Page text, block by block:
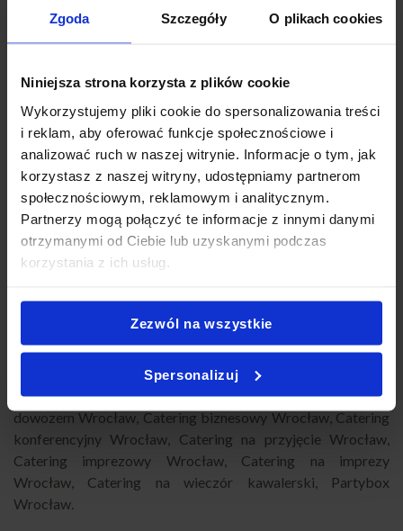
Zgoda Szczegóły O plikach cookies
Niniejsza strona korzysta z plików cookie
Wykorzystujemy pliki cookie do spersonalizowania treści
i reklam, aby oferować funkcje społecznościowe i
analizować ruch w naszej witrynie. Informacje o tym, jak
korzystasz z naszej witryny, udostępniamy partnerom
społecznościowym, reklamowym i analitycznym.
Partnerzy mogą połączyć te informacje z innymi danymi
otrzymanymi od Ciebie lub uzyskanymi podczas
korzystania z ich usług.
Zezwól na wszystkie
Spersonalizuj
Może Cię to
Planujesz inne wydarzenie i szukasz sprawdzonego cateringu
we Wrocławiu? Sprawdź nasze pozostałe propozycje!
Oferujemy szeroki wybór zestawów na różne okazje – każdy
znajdzie coś dla siebie. Zobacz również:Catering Na
Komunię Wrocław,Catering Na Urodziny Wrocław
Na Chrzciny Wrocław,Catering Na Imprezę Wrocław
Catering Eventowy Wrocław,Catering Dla Firm Wrocław
Catering Na Imprezy Domowe Wrocław
Baby Shower Wrocław
Catering Super Boxy Wrocław
Catering Andrzejkowy Wrocław,Catering na Karnawał
Wrocław,Catering Na Wigilię Wrocław,Catering na
Wielkanoc Wrocław,Catering Sylwestrowy Wrocław
Catering na szkolenie Wrocław,Catering firmowy z
dowozem Wrocław,Catering biznesowy Wrocław,Catering
konferencyjny Wrocław, Catering na przyjęcie Wrocław,
Catering imprezowy Wrocław, Catering na imprezy
Wrocław, Catering na wieczór kawalerski,
Partybox
Wrocław.